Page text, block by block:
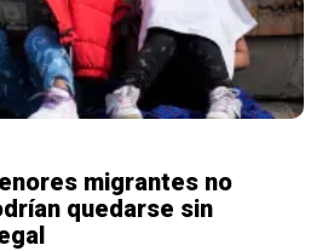
migrantes no
quedarse sin